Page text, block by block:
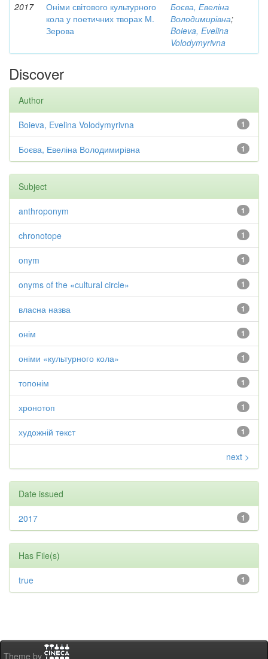
2017
Оніми світового культурного
кола у поетичних творах М.
Зерова
Боєва, Евеліна
Володимирівна;
Boieva, Evelina
Volodymyrivna
Discover
Author
1
Boieva, Evelina Volodymyrivna
1
Боєва, Евеліна Володимирівна
Subject
1
anthroponym
1
chronotope
1
onym
1
onyms of the «cultural circle»
1
власна назва
1
онім
1
оніми «культурного кола»
1
топонім
1
хронотоп
1
художній текст
next >
Date issued
1
2017
Has File(s)
1
true
Theme by